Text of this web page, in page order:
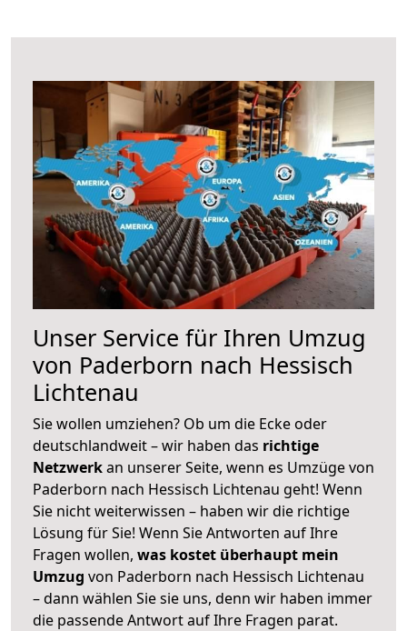
Unser Service für Ihren Umzug
von Paderborn nach Hessisch
Lichtenau
Sie wollen umziehen? Ob um die Ecke oder
deutschlandweit – wir haben das richtige
Netzwerkan unserer Seite, wenn es Umzüge von
Paderborn nach Hessisch Lichtenau geht! Wenn
Sie nicht weiterwissen – haben wir die richtige
Lösung für Sie! Wenn Sie Antworten auf Ihre
Fragen wollen, was kostet überhaupt mein
Umzug von Paderborn nach Hessisch Lichtenau
– dann wählen Sie sie uns, denn wir haben immer
die passende Antwort auf Ihre Fragen parat.